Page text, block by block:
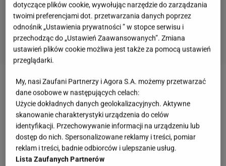
Zobacz wideoNajlepsza na kanapki pasta z bobu.
Zapomnisz o jajecznej i z makreli
Co można przyrządzić z bobu? Kiszony chrupie
lepiej niż ogórki, zaskakuje już po pierwszym
dotyczące plików cookie, wywołując narzędzie do zarządzania
twoimi preferencjami dot. przetwarzania danych poprzez
odnośnik „Ustawienia prywatności ” w stopce serwisu i
przechodząc do „Ustawień Zaawansowanych”. Zmiana
ustawień plików cookie możliwa jest także za pomocą ustawień
przeglądarki.
My, nasi Zaufani Partnerzy i Agora S.A. możemy przetwarzać
dane osobowe w następujących celach:
Użycie dokładnych danych geolokalizacyjnych. Aktywne
skanowanie charakterystyki urządzenia do celów
identyfikacji. Przechowywanie informacji na urządzeniu lub
dostęp do nich. Spersonalizowane reklamy i treści, pomiar
reklam i treści, badnie odbiorców i ulepszanie usług.
Lista Zaufanych Partnerów